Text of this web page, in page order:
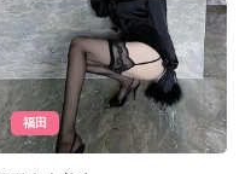
福田